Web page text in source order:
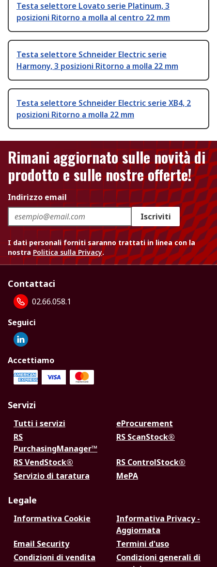
Testa selettore Lovato serie Platinum, 3
posizioni Ritorno a molla al centro 22 mm
Testa selettore Schneider Electric serie
Harmony, 3 posizioni Ritorno a molla 22 mm
Testa selettore Schneider Electric serie XB4, 2
posizioni Ritorno a molla 22 mm
Rimani aggiornato sulle novità di
prodotto e sulle nostre offerte!
Indirizzo email
Iscriviti
I dati personali forniti saranno trattati in linea con la
nostra Politica sulla Privacy.
Contattaci
02.66.058.1
Seguici
Accettiamo
Servizi
Tutti i servizi
eProcurement
RS
PurchasingManager™
RS ScanStock®
RS VendStock®
RS ControlStock®
Servizio di taratura
MePA
Legale
Informativa Cookie
Informativa Privacy -
Aggiornata
Email Security
Termini d'uso
Condizioni di vendita
Condizioni generali di